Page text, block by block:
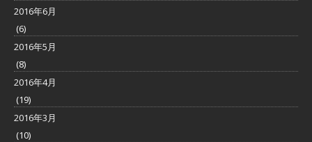
2016年6月
(6)
2016年5月
(8)
2016年4月
(19)
2016年3月
(10)